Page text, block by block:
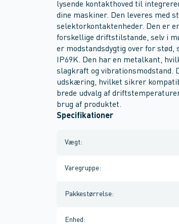
lysende kontakthoved til
dine maskiner. Den leveres med
selektorkontaktenheder. Den er
forskellige driftstilstande, selv i
er modstandsdygtig over for
IP69K. Den har en metalkant,
slagkraft og vibrationsmodstand.
udskæring, hvilket sikrer
brede udvalg af
brug af produktet.
Specifikationer
Vægt:
Varegruppe:
Pakkestørrelse:
Enhed :